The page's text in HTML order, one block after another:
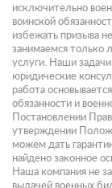
исключительно
воинской
избежать призыва
занимаемся только
услуги. Наши
юридические
работа
обязанности и
Постановлении
утверждении
можем дать
найдено законное
Наша компания не
выдачей военных